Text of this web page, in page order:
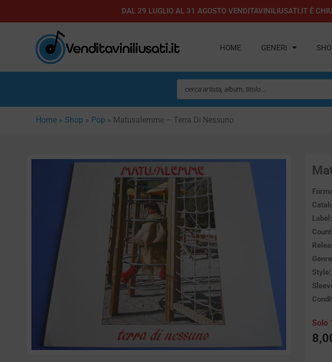
al
DAL 29 LUGLIO AL 31 AGOSTO VENDITAVINILIUSATI.IT È
HOME GENERI
Ricerca
prodotti
Home » Shop » Pop » Matusalemme – Terra Di Nessuno
Label:
Style:
Solo